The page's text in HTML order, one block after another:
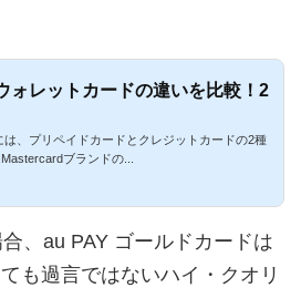
ォレットカードの違いを比較！2
は、プリペイドカードとクレジットカードの2種
ブランドの...
、au PAY ゴールドカードは
も過言ではないハイ・クオリ